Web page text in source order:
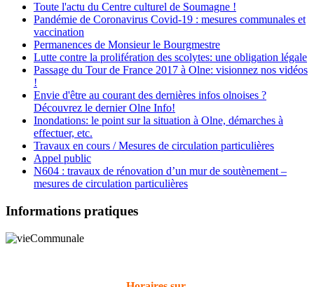
Toute l'actu du Centre culturel de Soumagne !
Pandémie de Coronavirus Covid-19 : mesures communales et
vaccination
Permanences de Monsieur le Bourgmestre
Lutte contre la prolifération des scolytes: une obligation légale
Passage du Tour de France 2017 à Olne: visionnez nos vidéos
!
Envie d'être au courant des dernières infos olnoises ?
Découvrez le dernier Olne Info!
Inondations: le point sur la situation à Olne, démarches à
effectuer, etc.
Travaux en cours / Mesures de circulation particulières
Appel public
N604 : travaux de rénovation d’un mur de soutènement –
mesures de circulation particulières
Informations pratiques